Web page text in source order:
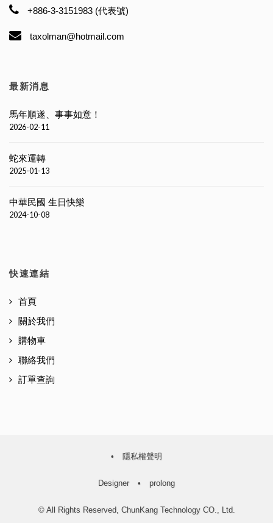
+886-3-3151983 (代表號)
taxolman@hotmail.com
最新消息
馬年順遂、事事如意！
2026-02-11
蛇來運轉
2025-01-13
中華民國 生日快樂
2024-10-08
快速連結
首頁
關於我們
購物車
聯絡我們
訂單查詢
• 隱私權聲明
Designer • prolong
© All Rights Reserved, ChunKang Technology CO., Ltd.